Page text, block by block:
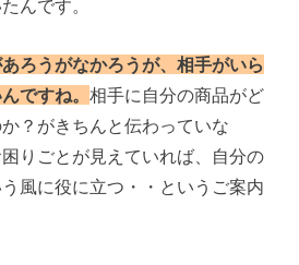
んです。
ろうがなかろうが、相手がいら
ですね。相手に自分の商品がど
？がきちんと伝わっていな
りごとが見えていれば、自分の
風に役に立つ・・というご案内